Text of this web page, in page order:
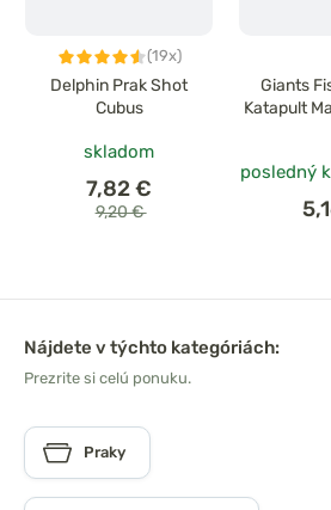
(19x)
Delphin Prak Shot
Cubus
skladom
7,82 €
9,20 €
Giants
Katapult
posledný
Nájdete v týchto kategóriách:
Prezrite si celú ponuku.
Praky